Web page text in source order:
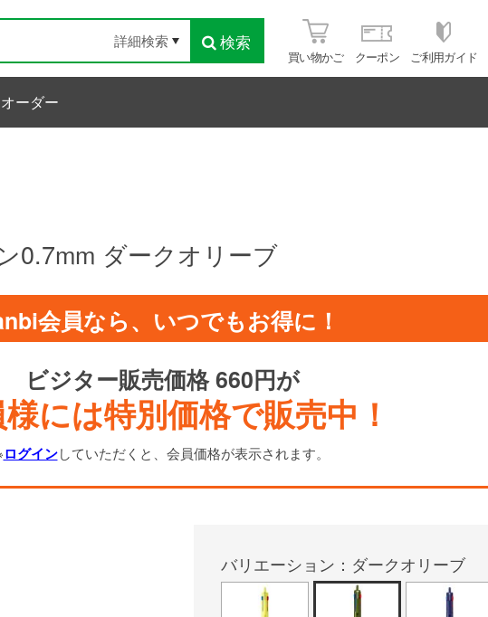
検索
詳細検索
買い物かご クーポン ご利用ガイド
ーダー
0.7mm ダークオリーブ
会員なら、いつでもお得に！
ビジター販売価格 660円が
には特別価格で販売中！
ログインしていただくと、会員価格が表示されます。
バリエーション：ダークオリーブ